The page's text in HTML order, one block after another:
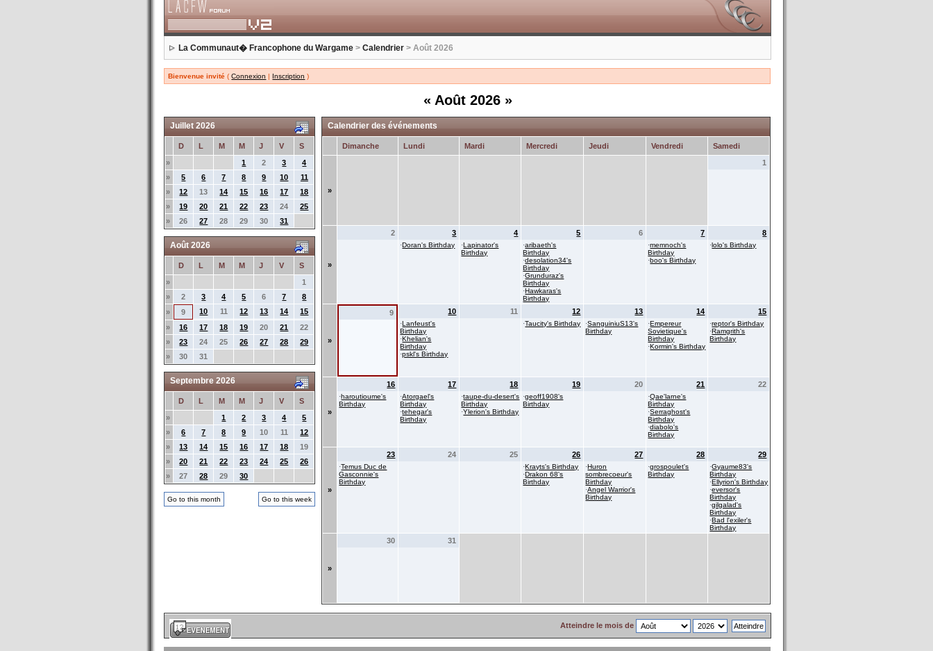
La Communaut� Francophone du Wargame >Calendrier > Août 2026
Bienvenue invité (Connexion | Inscription )
«Août 2026 »
Juillet 2026
D L M M J V
S
»
1 2 3
4
»
5 6 7 8 9 10
11
»
12 13 14 15 16 17
18
»
19 20 21 22 23 24
25
»
26 27 28 29 30 31
Août 2026
D L M M J V
S
»
1
»
2 3 4 5 6 7
8
»
9 10 11 12 13 14
15
»
16 17 18 19 20 21
22
»
23 24 25 26 27 28
29
»
30 31
Septembre 2026
D L M M J V
S
»
1 2 3 4
5
»
6 7 8 9 10 11
12
»
13 14 15 16 17 18
19
»
20 21 22 23 24 25
26
»
27 28 29 30
Go to this month Go to this week
Calendrier des événements
Dimanche Lundi Mardi Mercredi Jeudi Vendredi Samedi
»
1
»
2 3
·Doran's Birthday
4
·Lapinator's
Birthday
5
·aribaeth's
Birthday
·desolation34's
Birthday
·Grunduraz's
Birthday
·Hawkaras's
Birthday
6 7
·memnoch's
Birthday
·boo's Birthday
8
·lolo's Birthday
»
9 10
·Lanfeust's
Birthday
·Khelian's
Birthday
·pskl's Birthday
11 12
·Taucity's Birthday
13
·SanguiniuS13's
Birthday
14
·Empereur
Sovietique's
Birthday
·Kormin's Birthday
15
·reptor's Birthday
·Ramgrith's
Birthday
»
16
·haroutioume's
Birthday
17
·Atorgael's
Birthday
·tehegar's
Birthday
18
·taupe-du-desert's
Birthday
·Ylerion's Birthday
19
·geoff1908's
Birthday
20 21
·Qae'larne's
Birthday
·Serraghost's
Birthday
·diabolo's
Birthday
22
»
23
·Temus Duc de
Gasconnie's
Birthday
24 25 26
·Krayts's Birthday
·Drakon 68's
Birthday
27
·Huron
sombrecoeur's
Birthday
·Angel Warrior's
Birthday
28
·grospoulet's
Birthday
29
·Gyaume83's
Birthday
·Ellyrion's Birthday
·eversor's
Birthday
·gilgalad's
Birthday
·Bad l'exiler's
Birthday
»
30 31
Atteindre le mois de